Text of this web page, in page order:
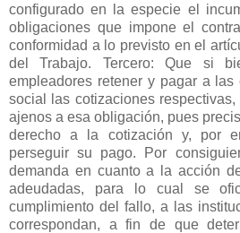
configurado en la especie el
obligaciones que impone el
conformidad a lo previsto en el
del Trabajo. Tercero: Que si
empleadores retener y pagar a las
social las cotizaciones
ajenos a esa obligación, pues
derecho a la cotización y, por
perseguir su pago. Por
demanda en cuanto a la acción
adeudadas, para lo cual se
cumplimiento del fallo, a las
correspondan, a fin de que